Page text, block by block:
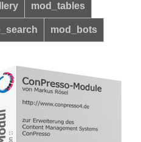
mod_tables
mod_bots